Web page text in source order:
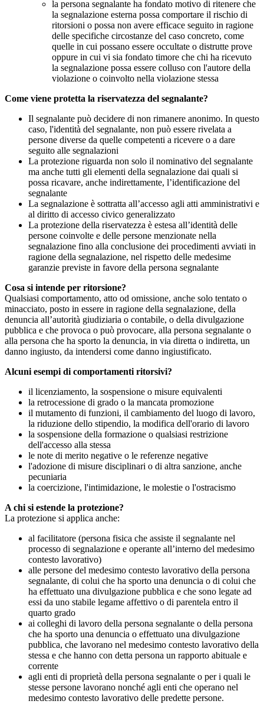
la persona segnalante ha fondato motivo di ritenere che
la segnalazione esterna possa comportare il rischio di
ritorsioni o possa non avere efficace seguito in ragione
delle specifiche circostanze del caso concreto, come
quelle in cui possano essere occultate o distrutte prove
oppure in cui vi sia fondato timore che chi ha ricevuto
la segnalazione possa essere colluso con l'autore della
violazione o coinvolto nella violazione stessa
Come viene protetta la riservatezza del segnalante?
Il segnalante può decidere di non rimanere anonimo. In questo
caso, l'identità del segnalante, non può essere rivelata a
persone diverse da quelle competenti a ricevere o a dare
seguito alle segnalazioni
La protezione riguarda non solo il nominativo del segnalante
ma anche tutti gli elementi della segnalazione dai quali si
possa ricavare, anche indirettamente, l’identificazione del
segnalante
La segnalazione è sottratta all’accesso agli atti amministrativi e
al diritto di accesso civico generalizzato
La protezione della riservatezza è estesa all’identità delle
persone coinvolte e delle persone menzionate nella
segnalazione fino alla conclusione dei procedimenti avviati in
ragione della segnalazione, nel rispetto delle medesime
garanzie previste in favore della persona segnalante
Cosa si intende per ritorsione?
Qualsiasi comportamento, atto od omissione, anche solo tentato o
minacciato, posto in essere in ragione della segnalazione, della
denuncia all’autorità giudiziaria o contabile, o della divulgazione
pubblica e che provoca o può provocare, alla persona segnalante o
alla persona che ha sporto la denuncia, in via diretta o indiretta, un
danno ingiusto, da intendersi come danno ingiustificato.
Alcuni esempi di comportamenti ritorsivi?
il licenziamento, la sospensione o misure equivalenti
la retrocessione di grado o la mancata promozione
il mutamento di funzioni, il cambiamento del luogo di lavoro,
la riduzione dello stipendio, la modifica dell'orario di lavoro
la sospensione della formazione o qualsiasi restrizione
dell'accesso alla stessa
le note di merito negative o le referenze negative
l'adozione di misure disciplinari o di altra sanzione, anche
pecuniaria
la coercizione, l'intimidazione, le molestie o l'ostracismo
A chi si estende la protezione?
La protezione si applica anche:
al facilitatore (persona fisica che assiste il segnalante nel
processo di segnalazione e operante all’interno del medesimo
contesto lavorativo)
alle persone del medesimo contesto lavorativo della persona
segnalante, di colui che ha sporto una denuncia o di colui che
ha effettuato una divulgazione pubblica e che sono legate ad
essi da uno stabile legame affettivo o di parentela entro il
quarto grado
ai colleghi di lavoro della persona segnalante o della persona
che ha sporto una denuncia o effettuato una divulgazione
pubblica, che lavorano nel medesimo contesto lavorativo della
stessa e che hanno con detta persona un rapporto abituale e
corrente
agli enti di proprietà della persona segnalante o per i quali le
stesse persone lavorano nonché agli enti che operano nel
medesimo contesto lavorativo delle predette persone.